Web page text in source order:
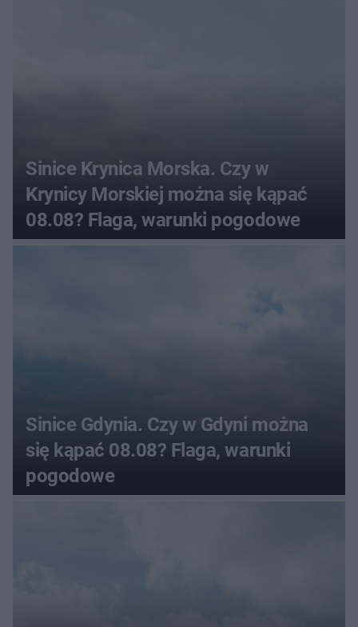
Sinice Krynica Morska. Czy w
Krynicy Morskiej można się kąpać
08.08? Flaga, warunki pogodowe
Sinice Gdynia. Czy w Gdyni można
się kąpać 08.08? Flaga, warunki
pogodowe